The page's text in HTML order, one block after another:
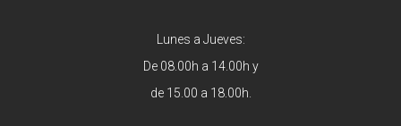
Lunes a Jueves:
De 08.00h a 14.00h y
de 15.00 a 18.00h.